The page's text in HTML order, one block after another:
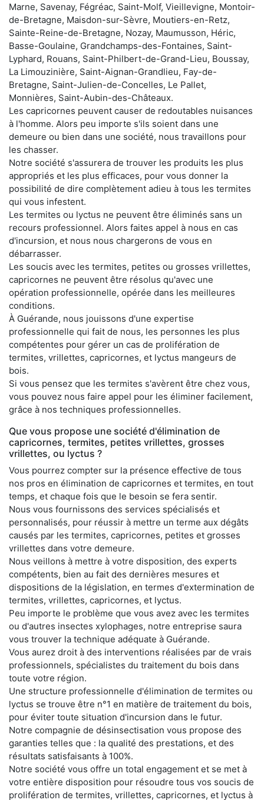
Marne, Savenay, Fégréac, Saint-Molf, Vieillevigne, Montoir-
de-Bretagne, Maisdon-sur-Sèvre, Moutiers-en-Retz,
Sainte-Reine-de-Bretagne, Nozay, Maumusson, Héric,
Basse-Goulaine, Grandchamps-des-Fontaines, Saint-
Lyphard, Rouans, Saint-Philbert-de-Grand-Lieu, Boussay,
La Limouzinière, Saint-Aignan-Grandlieu, Fay-de-
Bretagne, Saint-Julien-de-Concelles, Le Pallet,
Monnières, Saint-Aubin-des-Châteaux.
Les capricornes peuvent causer de redoutables nuisances
à l'homme. Alors peu importe s'ils soient dans une
demeure ou bien dans une société, nous travaillons pour
les chasser.
Notre société s'assurera de trouver les produits les plus
appropriés et les plus efficaces, pour vous donner la
possibilité de dire complètement adieu à tous les termites
qui vous infestent.
Les termites ou lyctus ne peuvent être éliminés sans un
recours professionnel. Alors faites appel à nous en cas
d'incursion, et nous nous chargerons de vous en
débarrasser.
Les soucis avec les termites, petites ou grosses vrillettes,
capricornes ne peuvent être résolus qu'avec une
opération professionnelle, opérée dans les meilleures
conditions.
À Guérande, nous jouissons d'une expertise
professionnelle qui fait de nous, les personnes les plus
compétentes pour gérer un cas de prolifération de
termites, vrillettes, capricornes, et lyctus mangeurs de
bois.
Si vous pensez que les termites s'avèrent être chez vous,
vous pouvez nous faire appel pour les éliminer facilement,
grâce à nos techniques professionnelles.
Que vous propose une société d'élimination de
capricornes, termites, petites vrillettes, grosses
vrillettes, ou lyctus ?
Vous pourrez compter sur la présence effective de tous
nos pros en élimination de capricornes et termites, en tout
temps, et chaque fois que le besoin se fera sentir.
Nous vous fournissons des services spécialisés et
personnalisés, pour réussir à mettre un terme aux dégâts
causés par les termites, capricornes, petites et grosses
vrillettes dans votre demeure.
Nous veillons à mettre à votre disposition, des experts
compétents, bien au fait des dernières mesures et
dispositions de la législation, en termes d'extermination de
termites, vrillettes, capricornes, et lyctus.
Peu importe le problème que vous avez avec les termites
ou d'autres insectes xylophages, notre entreprise saura
vous trouver la technique adéquate à Guérande.
Vous aurez droit à des interventions réalisées par de vrais
professionnels, spécialistes du traitement du bois dans
toute votre région.
Une structure professionnelle d'élimination de termites ou
lyctus se trouve être n°1 en matière de traitement du bois,
pour éviter toute situation d'incursion dans le futur.
Notre compagnie de désinsectisation vous propose des
garanties telles que : la qualité des prestations, et des
résultats satisfaisants à 100%.
Notre société vous offre un total engagement et se met à
votre entière disposition pour résoudre tous vos soucis de
prolifération de termites, vrillettes, capricornes, et lyctus à